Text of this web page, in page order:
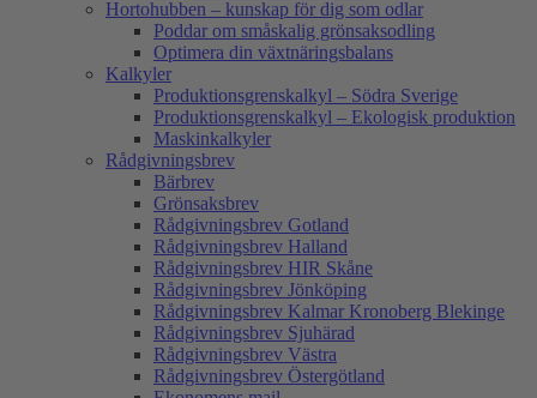
Hortohubben – kunskap för dig som odlar
Poddar om småskalig grönsaksodling
Optimera din växtnäringsbalans
Kalkyler
Produktionsgrenskalkyl – Södra Sverige
Produktionsgrenskalkyl – Ekologisk produktion
Maskinkalkyler
Rådgivningsbrev
Bärbrev
Grönsaksbrev
Rådgivningsbrev Gotland
Rådgivningsbrev Halland
Rådgivningsbrev HIR Skåne
Rådgivningsbrev Jönköping
Rådgivningsbrev Kalmar Kronoberg Blekinge
Rådgivningsbrev Sjuhärad
Rådgivningsbrev Västra
Rådgivningsbrev Östergötland